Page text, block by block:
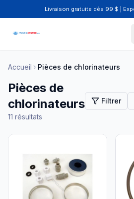
Livraison gratuite dès 99 $ |
Accueil Pièces de chlorinateurs
Pièces de
chlorinateurs
11 résultats
Filtrer